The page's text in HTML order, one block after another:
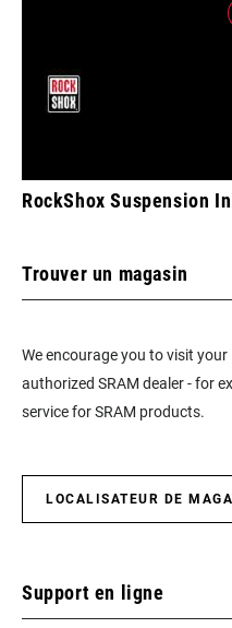
RockShox Suspension
Trouver un magasin
We encourage you to visit
authorized SRAM dealer - for
service for SRAM products.
LOCALISATEUR DE
Support en ligne